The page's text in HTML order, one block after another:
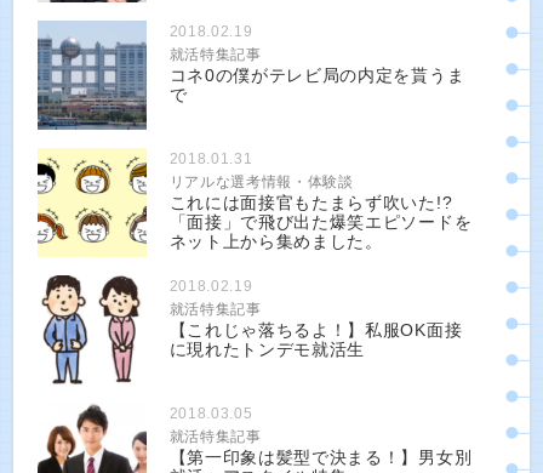
2018.02.19
就活特集記事
コネ0の僕がテレビ局の内定を貰うま
で
2018.01.31
リアルな選考情報・体験談
これには面接官もたまらず吹いた!?
「面接」で飛び出た爆笑エピソードを
ネット上から集めました。
2018.02.19
就活特集記事
【これじゃ落ちるよ！】私服OK面接
に現れたトンデモ就活生
2018.03.05
就活特集記事
【第一印象は髪型で決まる！】男女別